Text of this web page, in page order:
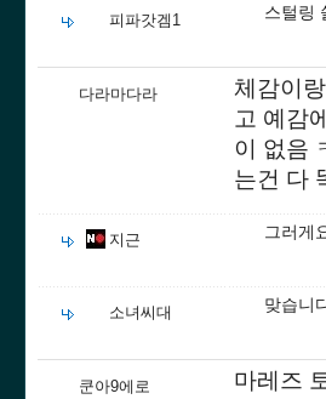
피파갓겜1 스털링
다라마다라
체감이
고 예감
이 없음
는건 다
지근 그러게
소녀씨대 맞습니
쿤아9에로
마레즈